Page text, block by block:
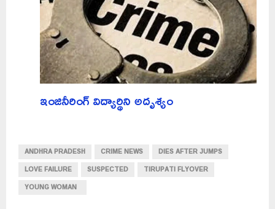
ఇంజినీరింగ్‌ విద్యార్థిని అదృశ్యం
ANDHRA PRADESH CRIME NEWS
DIES AFTER JUMPS
LOVE FAILURE
SUSPECTED
TIRUPATI FLYOVER
YOUNG WOMAN